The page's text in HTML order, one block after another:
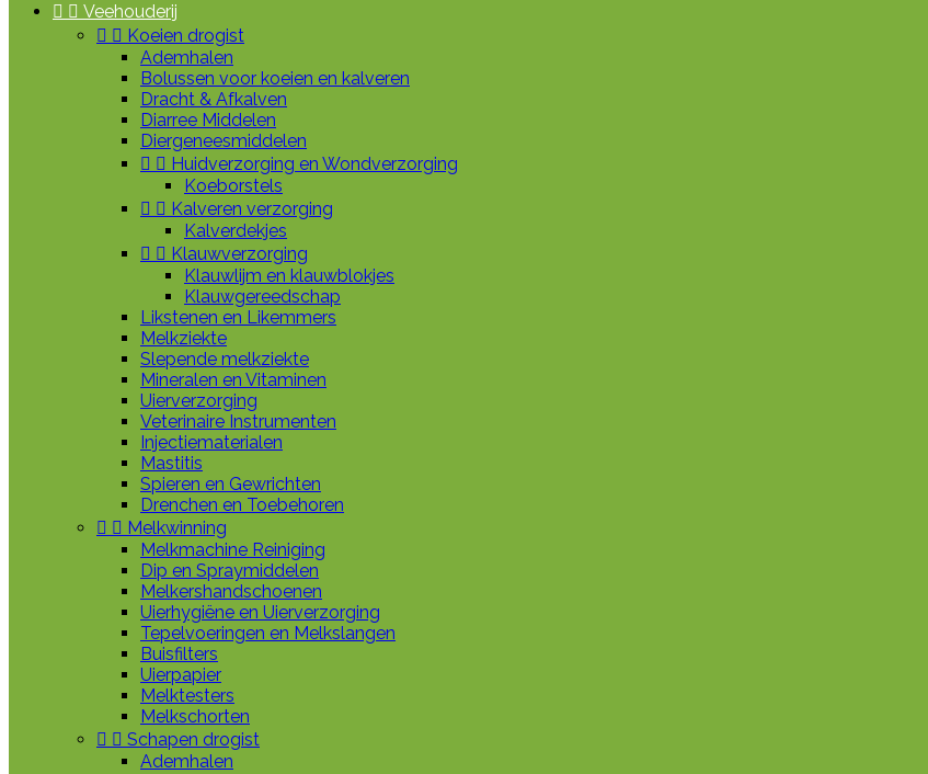
  Veehouderij
  Koeien drogist
Ademhalen
Bolussen voor koeien en kalveren
Dracht & Afkalven
Diarree Middelen
Diergeneesmiddelen
  Huidverzorging en Wondverzorging
Koeborstels
  Kalveren verzorging
Kalverdekjes
  Klauwverzorging
Klauwlijm en klauwblokjes
Klauwgereedschap
Likstenen en Likemmers
Melkziekte
Slepende melkziekte
Mineralen en Vitaminen
Uierverzorging
Veterinaire Instrumenten
Injectiematerialen
Mastitis
Spieren en Gewrichten
Drenchen en Toebehoren
  Melkwinning
Melkmachine Reiniging
Dip en Spraymiddelen
Melkershandschoenen
Uierhygiëne en Uierverzorging
Tepelvoeringen en Melkslangen
Buisfilters
Uierpapier
Melktesters
Melkschorten
  Schapen drogist
Ademhalen